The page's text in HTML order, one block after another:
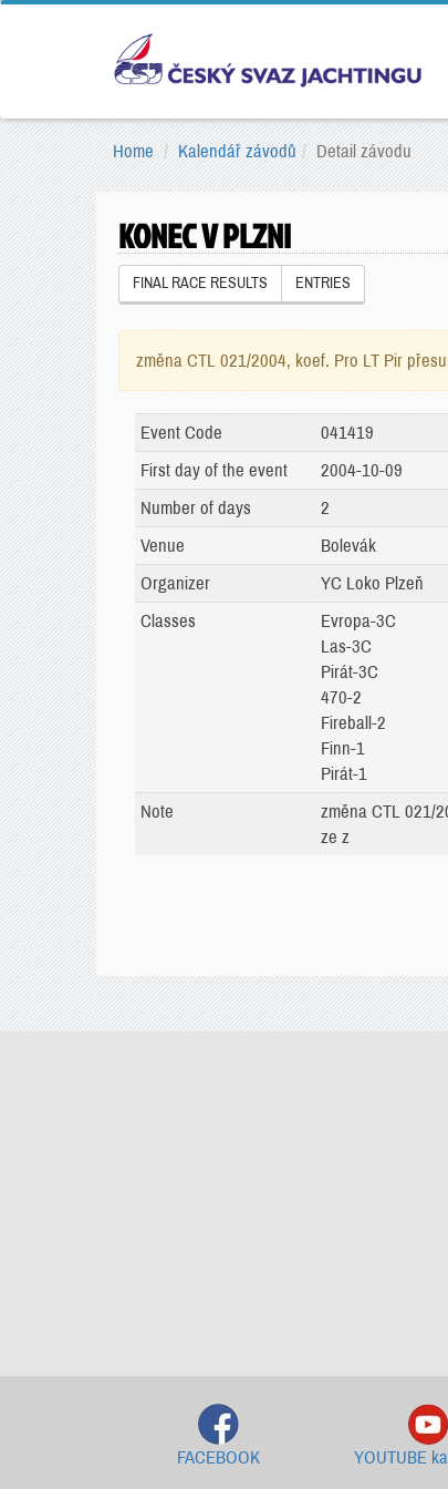
Home Kalendář závodů Detail závodu
KONEC V PLZNI
FINAL RACE RESULTS ENTRIES
změna CTL 021/2004, koef. Pro LT Pir
Event Code
041419
First day of the event
2004-10-09
Number of days
2
Venue
Bolevák
Organizer
YC Loko Plzeň
Classes
Evropa-3C
Las-3C
Pirát-3C
470-2
Fireball-2
Finn-1
Pirát-1
Note
změna CTL 021/
ze z
FACEBOOK YOUTUBE